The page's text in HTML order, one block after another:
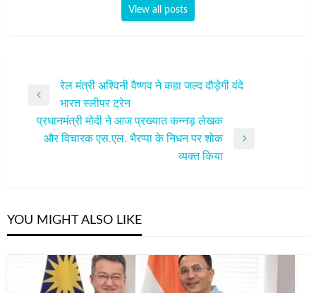
View all posts
नेविगेशन
Previous
Post
रेल मंत्री अश्विनी वैष्णव ने कहा जल्द दौड़ेगी वंदे
भारत स्लीपर ट्रेन
प्रधानमंत्री मोदी ने आज प्रख्यात कन्नड़ लेखक
और विचारक एस.एल. भैरप्पा के निधन पर शोक
व्यक्त किया
YOU MIGHT ALSO LIKE